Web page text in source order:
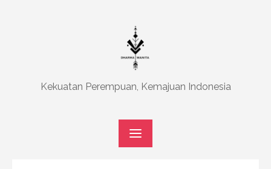
Kekuatan Perempuan, Kemajuan Indonesia